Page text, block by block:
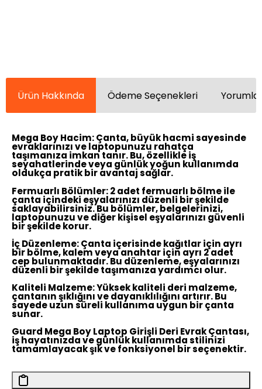
Ürün Hakkında Ödeme Seçenekleri
Mega Boy Hacim:Çanta, büyük hacmi sayesinde
evraklarınızı ve laptopunuzu rahatça
taşımanıza imkan tanır. Bu, özellikle iş
seyahatlerinde veya günlük yoğun kullanımda
oldukça pratik bir avantaj sağlar.
Fermuarlı Bölümler:2 adet fermuarlı bölme ile
çanta içindeki eşyalarınızı düzenli bir şekilde
saklayabilirsiniz. Bu bölümler, belgelerinizi,
laptopunuzu ve diğer kişisel eşyalarınızı güvenli
bir şekilde korur.
İç Düzenleme:Çanta içerisinde kağıtlar için ayrı
bir bölme, kalem veya anahtar için ayrı 2 adet
cep bulunmaktadır. Bu düzenleme, eşyalarınızı
düzenli bir şekilde taşımanıza yardımcı olur.
Kaliteli Malzeme:Yüksek kaliteli deri malzeme,
çantanın şıklığını ve dayanıklılığını artırır. Bu
sayede uzun süreli kullanıma uygun bir çanta
sunar.
Guard Mega Boy Laptop Girişli Deri Evrak Çantası,
iş hayatınızda ve günlük kullanımda stilinizi
tamamlayacak şık ve fonksiyonel bir seçenektir.